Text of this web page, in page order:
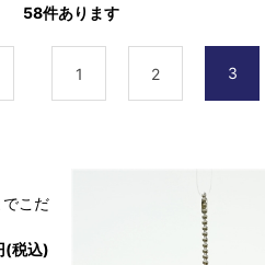
58件あります
1 2 3
こだ
(税込)